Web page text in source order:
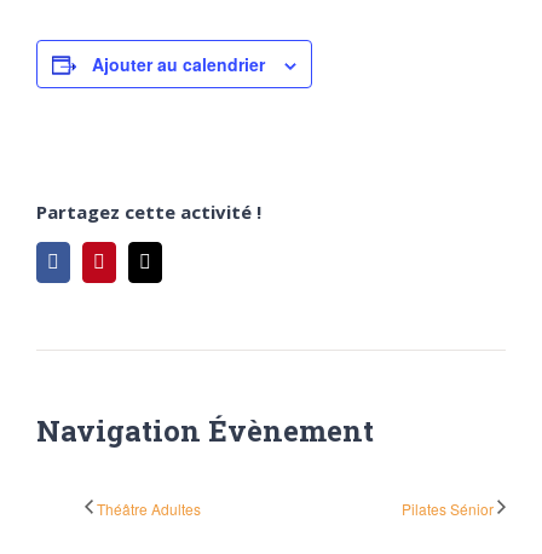
Ajouter au calendrier
Partagez cette activité !
FacebookPinterest
Navigation Évènement
Théâtre Adultes Pilates Sénior